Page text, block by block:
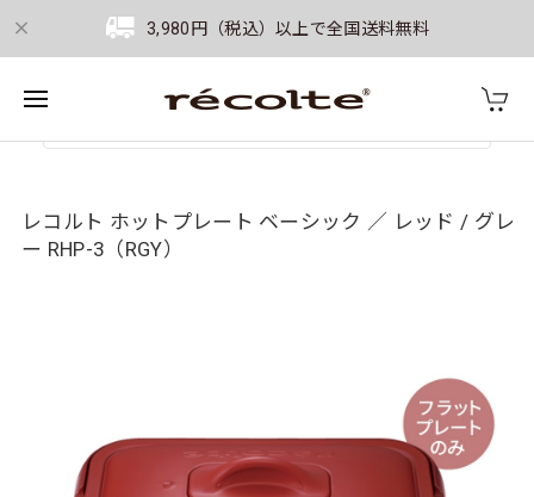
3,980円（税込）以上で全国送料無料
レコルト ホットプレート ベーシック ／ レッド / グレ
ー RHP-3（RGY）